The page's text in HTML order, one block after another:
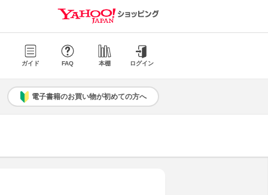
ガイド FAQ 本棚 ログイン
電子書籍のお買い物が初めての方へ